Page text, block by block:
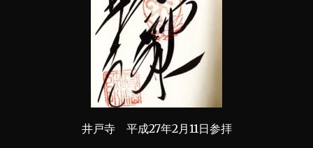
井戸寺 平成27年2月11日参拝